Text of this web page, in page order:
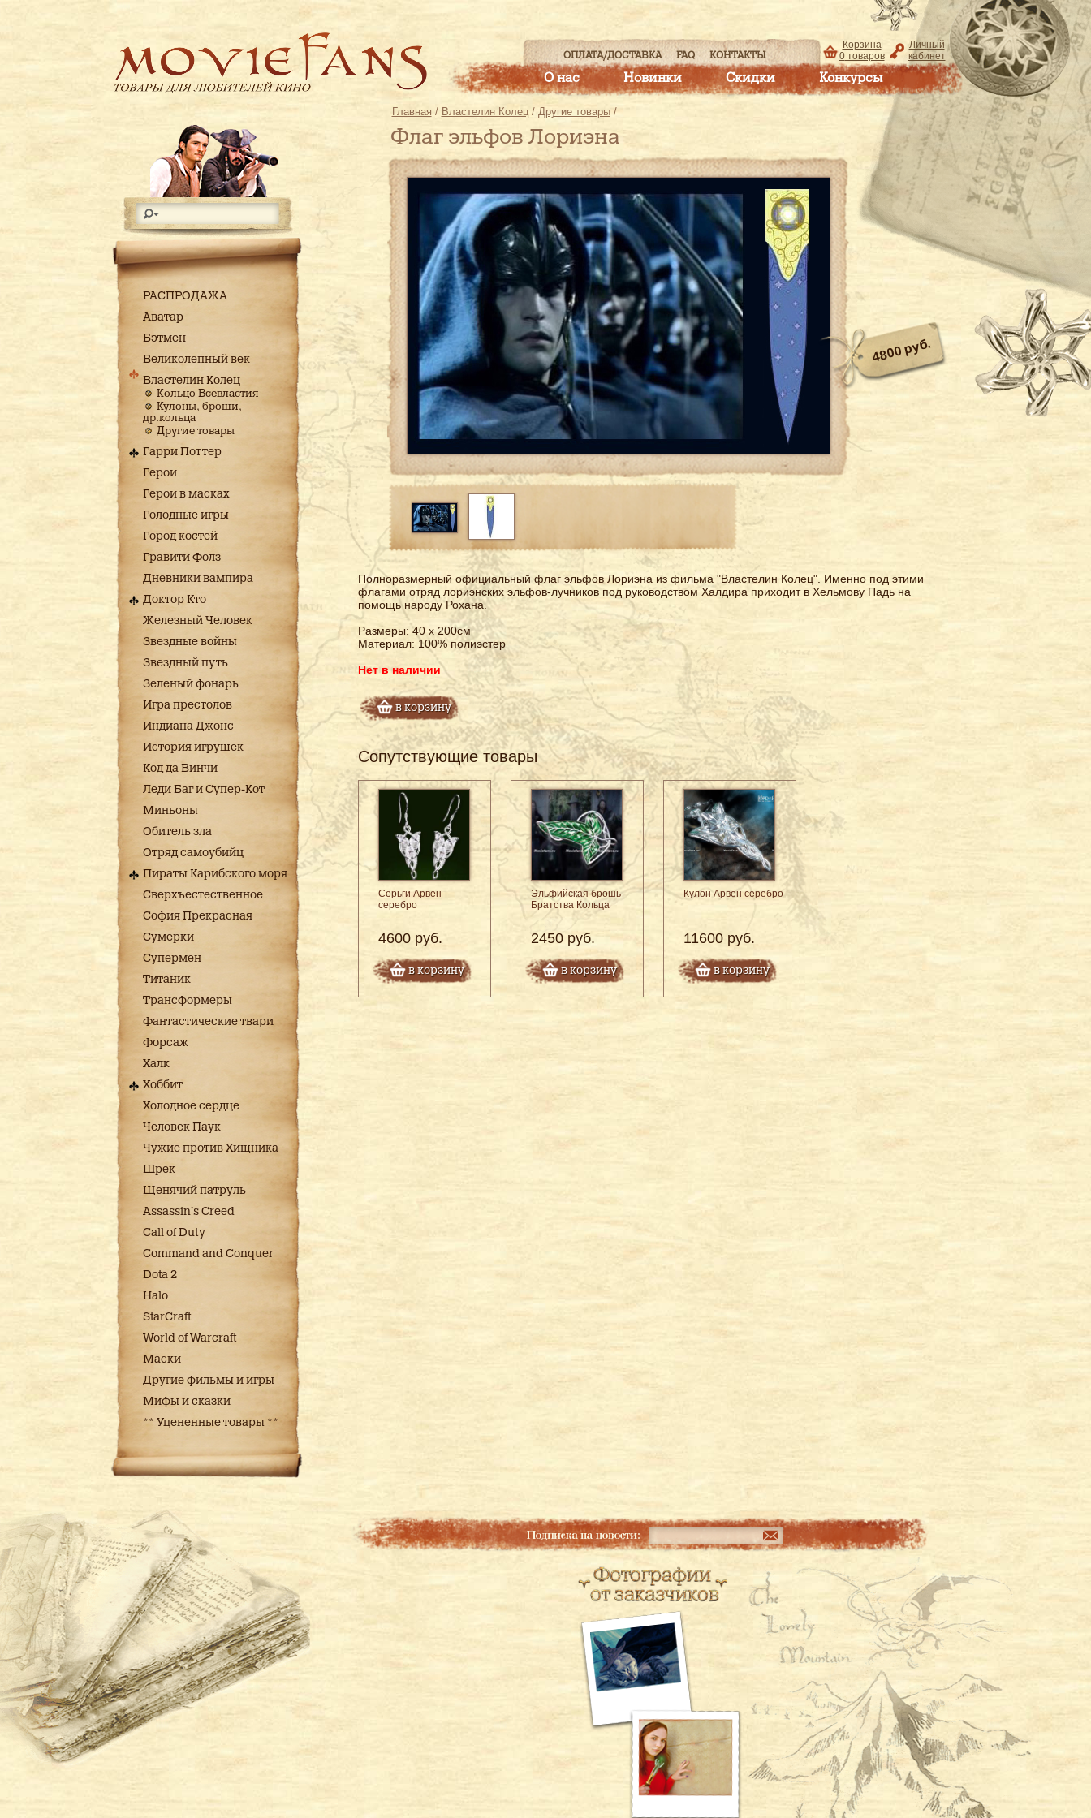
ОПЛАТА/ДОСТАВКА FAQ КОНТАКТЫ
О нас Новинки Скидки Конкурсы
Корзина
0 товаров
Личный
кабинет
РАСПРОДАЖА
Аватар
Бэтмен
Великолепный век
Властелин Колец
Кольцо Всевластия
Кулоны, броши,
др.кольца
Другие товары
Гарри Поттер
Герои
Герои в масках
Голодные игры
Город костей
Гравити Фолз
Дневники вампира
Доктор Кто
Железный Человек
Звездные войны
Звездный путь
Зеленый фонарь
Игра престолов
Индиана Джонс
История игрушек
Код да Винчи
Леди Баг и Супер-Кот
Миньоны
Обитель зла
Отряд самоубийц
Пираты Карибского моря
Сверхъестественное
София Прекрасная
Сумерки
Супермен
Титаник
Трансформеры
Фантастические твари
Форсаж
Халк
Хоббит
Холодное сердце
Человек Паук
Чужие против Хищника
Шрек
Щенячий патруль
Assassin's Creed
Call of Duty
Command and Conquer
Dota 2
Halo
StarCraft
World of Warcraft
Маски
Другие фильмы и игры
Мифы и сказки
** Уцененные товары **
Главная / Властелин Колец/ Другие товары/
Флаг эльфов Лориэна
4800 руб.
Полноразмерный официальный флаг эльфов Лориэна из фильма "Властелин Колец". Именно под этими
флагами отряд лориэнских эльфов-лучников под руководством Халдира приходит в Хельмову Падь на
помощь народу Рохана.
Размеры: 40 х 200см
Материал: 100% полиэстер
Нет в наличии
в корзину
Сопутствующие товары
Серьги Арвен
серебро
4600 руб.
в корзину
Эльфийская брошь
Братства Кольца
2450 руб.
в корзину
Кулон Арвен серебро
11600 руб.
в корзину